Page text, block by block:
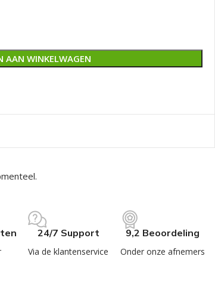
AAN WINKELWAGEN
24/7 Support
Via de klantenservice
9,2 Beoordeling
Onder onze afnemers